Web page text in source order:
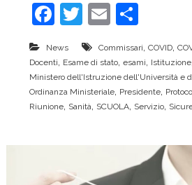
F
c
e
b
k
T
w
itt
er
E
ai
l
C
n
di
vi
News Commissari, COVID,
Docenti, Esame di stato, esami, Istituzione,
Ministero dell'Istruzione dell'Università e
Ordinanza Ministeriale, Presidente,
Riunione, Sanità, SCUOLA, Servizio,